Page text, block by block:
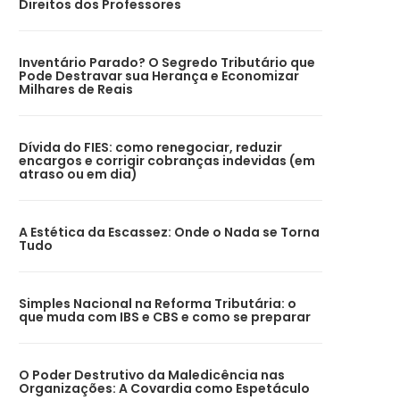
Direitos dos Professores
Inventário Parado? O Segredo Tributário que
Pode Destravar sua Herança e Economizar
Milhares de Reais
Dívida do FIES: como renegociar, reduzir
encargos e corrigir cobranças indevidas (em
atraso ou em dia)
A Estética da Escassez: Onde o Nada se Torna
Tudo
Simples Nacional na Reforma Tributária: o
que muda com IBS e CBS e como se preparar
O Poder Destrutivo da Maledicência nas
Organizações: A Covardia como Espetáculo